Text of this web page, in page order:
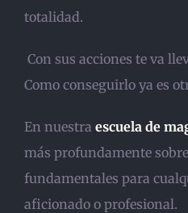
totalidad.
Con sus acciones te va
Como conseguirlo ya es
En nuestra escuela de
más profundamente
fundamentales para
aficionado o profesional.